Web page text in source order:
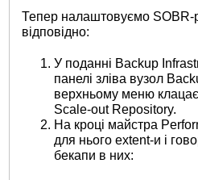
Тепер налаштовуємо SOBR-
відповідно:
У поданні Backup
панелі зліва вузол
верхньому меню
Scale-out Repository.
На кроці майстра
для нього extent-и і
бекапи в них: